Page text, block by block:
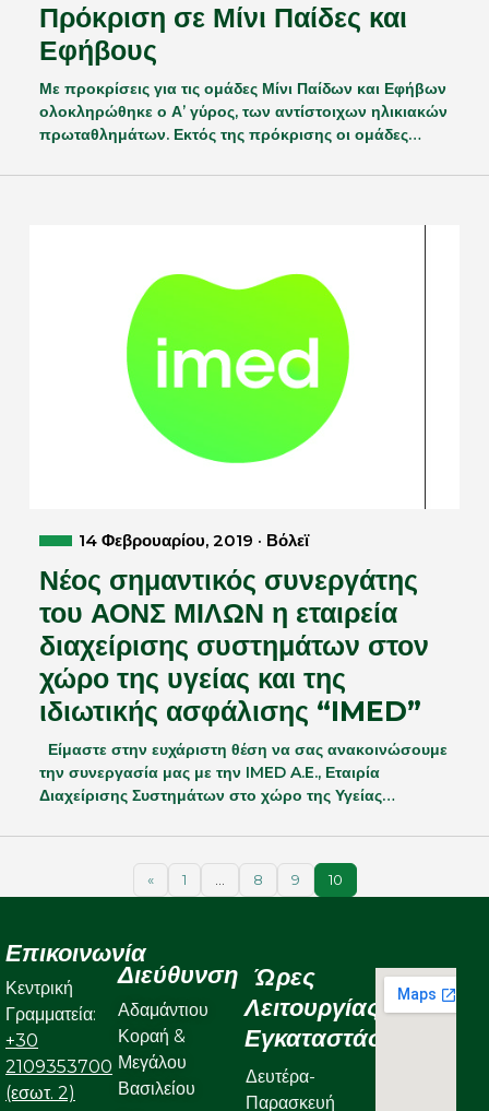
Πρόκριση σε Μίνι Παίδες και
Εφήβους
Με προκρίσεις για τις ομάδες Μίνι Παίδων και Εφήβων
ολοκληρώθηκε ο Α’ γύρος, των αντίστοιχων ηλικιακών
πρωταθλημάτων. Εκτός της πρόκρισης οι ομάδες…
14 Φεβρουαρίου, 2019 · Βόλεϊ
Νέος σημαντικός συνεργάτης
του ΑΟΝΣ ΜΙΛΩΝ η εταιρεία
διαχείρισης συστημάτων στον
χώρο της υγείας και της
ιδιωτικής ασφάλισης “IMED”
Είμαστε στην ευχάριστη θέση να σας ανακοινώσουμε
την συνεργασία μας με την IMED A.E., Εταιρία
Διαχείρισης Συστημάτων στο χώρο της Υγείας…
« 1 8 9 10
Επικοινωνία
Κεντρική
Γραμματεία:
+30
2109353700
(εσωτ. 2)
Διεύθυνση
Αδαμάντιου
Κοραή &
Μεγάλου
Βασιλείου
Ώρες
Λειτουργίας
Εγκαταστάσεων
Δευτέρα-
Παρασκευή